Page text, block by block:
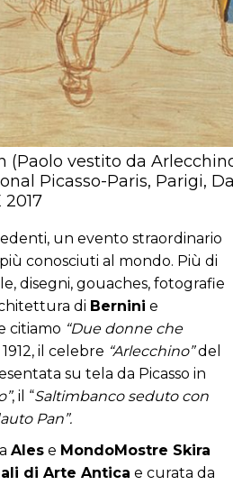
(Paolo vestito da
Picasso-Paris, Parigi,
2017
un evento straordinario
conosciuti al mondo. Più di
disegni, gouaches, fotografie
di Bernini e
citiamo “Due donne che
1912, il celebre “Arlecchino”del
su tela da Picasso in
, il “Saltimbanco seduto con
Pan”.
Ales e MondoMostre Skira
di Arte Antica e curata da